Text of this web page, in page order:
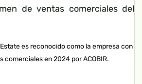
de ventas comerciales del
es reconocido como la empresa con
comerciales en 2024 por ACOBIR.